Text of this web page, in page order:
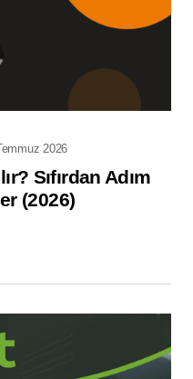
Sıfırdan Adım
(2026)
2026